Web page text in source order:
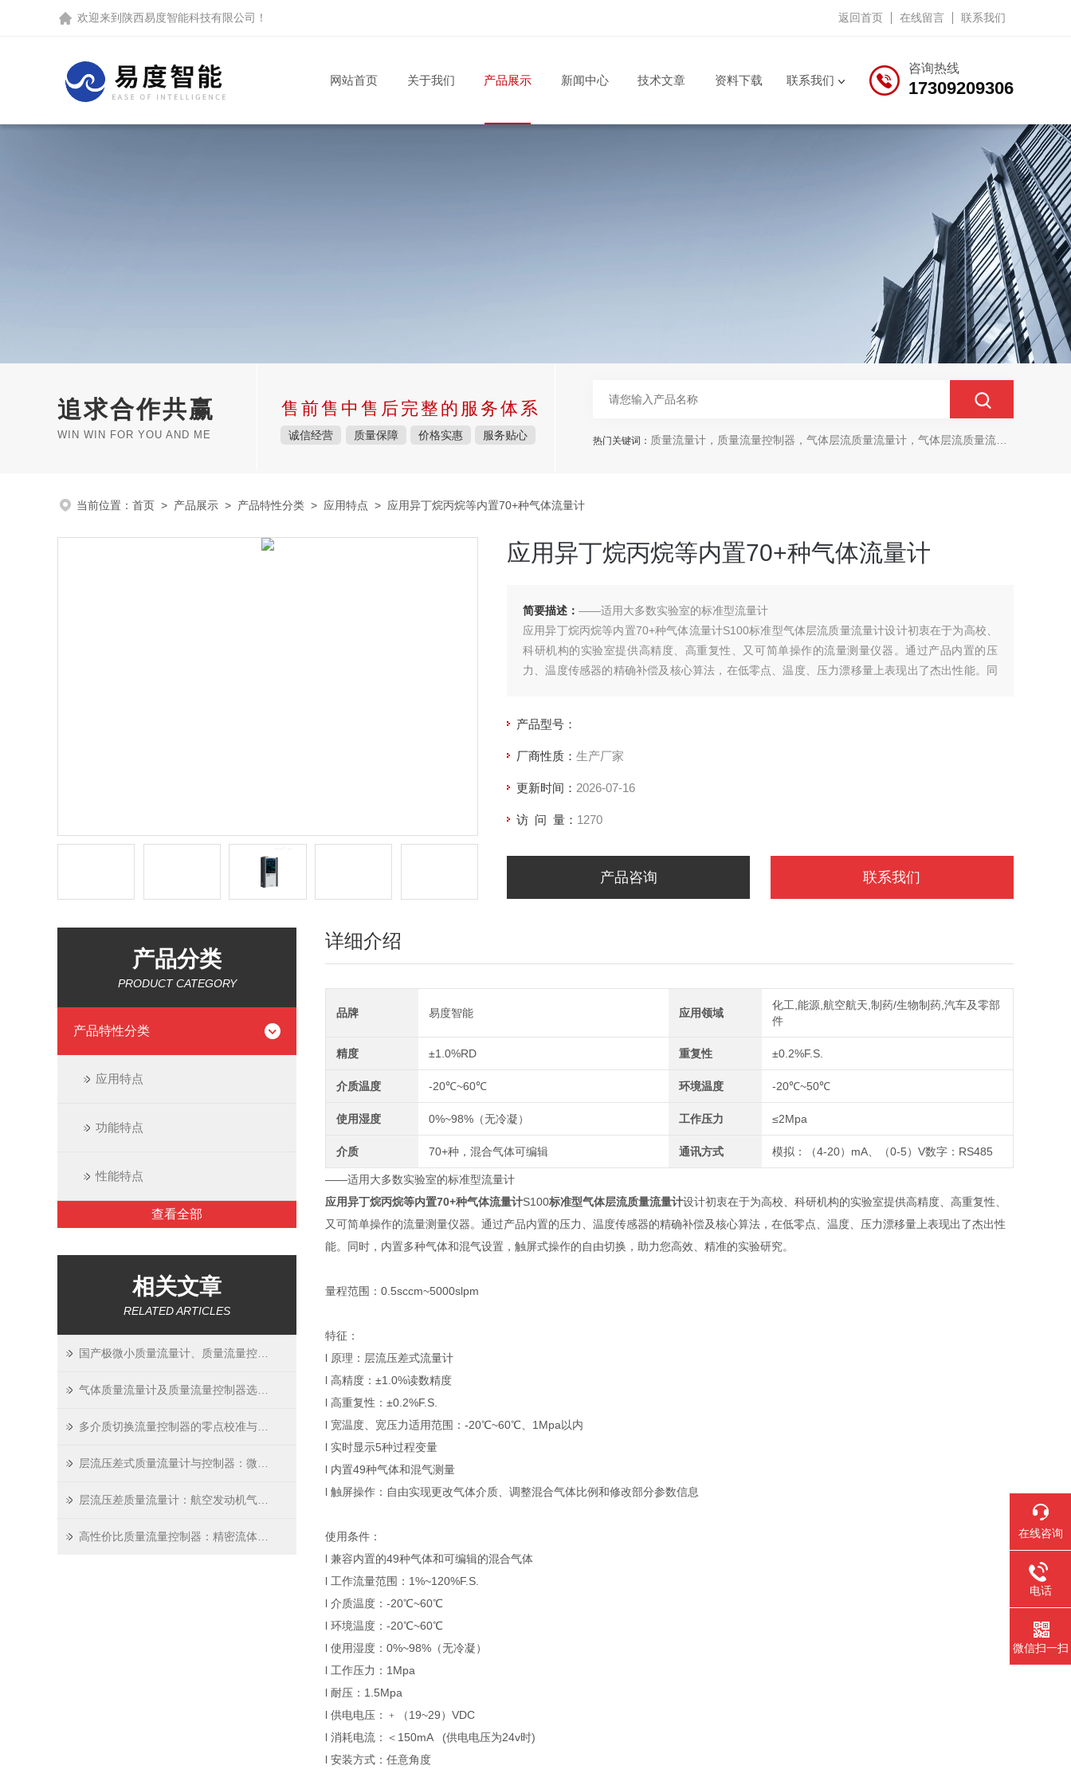
欢迎来到 陕西易度智能科技有限公司 ！ 返回首页 在线留言 联系我们
咨询热线
17309209306
网站首页 关于我们 产品展示 新闻中心 技术文章 资料下载 联系我们
追求合作共赢
WIN WIN FOR YOU AND ME
售前售中售后完整的服务体系
诚信经营 质量保障 价格实惠 服务贴心 热门关键词： 质量流量计，质量流量控制器，气体层流质量流量计，气体层流质量流量控制器
当前位置： 首页 > 产品展示 > 产品特性分类 > 应用特点 > 应用异丁烷丙烷等内置70+种气体流量计
应用异丁烷丙烷等内置70+种气体流量计
简要描述： ——适用大多数实验室的标准型流量计
应用异丁烷丙烷等内置70+种气体流量计S100标准型气体层流质量流量计设计初衷在于为高校、
科研机构的实验室提供高精度、高重复性、又可简单操作的流量测量仪器。通过产品内置的压
力、温度传感器的精确补偿及核心算法，在低零点、温度、压力漂移量上表现出了杰出性能。同
产品型号：
厂商性质： 生产厂家
更新时间： 2026-07-16
访 问 量： 1270
产品咨询 联系我们
产品分类
PRODUCT CATEGORY
产品特性分类
应用特点
功能特点
性能特点
查看全部
相关文章
RELATED ARTICLES
详细介绍
品牌 易度智能 应用领域
化工,能源,航空航天,制药/生物制药,汽车及零部
件
精度 ±1.0%RD 重复性 ±0.2%F.S.
介质温度 -20℃~60℃ 环境温度 -20℃~50℃
使用湿度 0%~98%（无冷凝） 工作压力 ≤2Mpa
介质 70+种，混合气体可编辑 通讯方式 模拟：（4-20）mA、（0-5）V数字：RS485
——适用大多数实验室的标准型流量计
应用异丁烷丙烷等内置70+种气体流量计S100标准型气体层流质量流量计设计初衷在于为高校、科研机构的实验室提供高精度、高重复性、
又可简单操作的流量测量仪器。通过产品内置的压力、温度传感器的精确补偿及核心算法，在低零点、温度、压力漂移量上表现出了杰出性
能。同时，内置多种气体和混气设置，触屏式操作的自由切换，助力您高效、精准的实验研究。
量程范围：0.5sccm~5000slpm
特征：
l 原理：层流压差式流量计
l 高精度：±1.0%读数精度
l 高重复性：±0.2%F.S.
l 宽温度、宽压力适用范围：-20℃~60℃、1Mpa以内
l 实时显示5种过程变量
l 内置49种气体和混气测量
l 触屏操作：自由实现更改气体介质、调整混合气体比例和修改部分参数信息
使用条件：
l 兼容内置的49种气体和可编辑的混合气体
l 工作流量范围：1%~120%F.S.
l 介质温度：-20℃~60℃
l 环境温度：-20℃~60℃
l 使用湿度：0%~98%（无冷凝）
l 工作压力：1Mpa
l 耐压：1.5Mpa
l 供电电压：﹢（19~29）VDC
l 消耗电流：＜150mA (供电电压为24v时)
l 安装方式：任意角度
在线咨询
电话
微信扫一扫